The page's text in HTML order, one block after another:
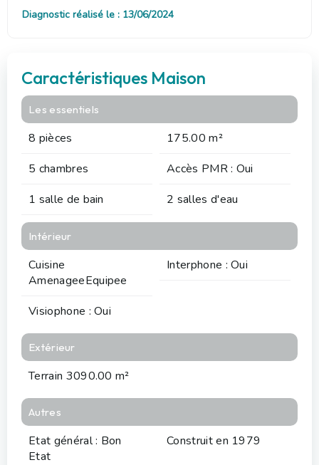
Diagnostic réalisé le : 13/06/2024
Caractéristiques Maison
Les essentiels
8 pièces
175.00 m²
5 chambres
Accès PMR : Oui
1 salle de bain
2 salles d'eau
Intérieur
Cuisine
AmenageeEquipee
Interphone : Oui
Visiophone : Oui
Extérieur
Terrain 3090.00 m²
Autres
Etat général : Bon
Etat
Construit en 1979